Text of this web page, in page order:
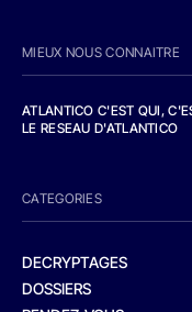
MIEUX NOUS CONNAITRE
ATLANTICO C'EST QUI,
LE RESEAU D'ATLANTICO
CATEGORIES
DECRYPTAGES
DOSSIERS